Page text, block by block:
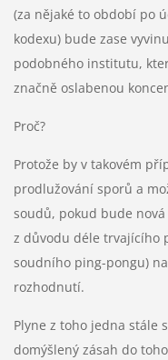
(za nějaké to období po
kodexu) bude zase
podobného institutu,
značně oslabenou
Proč?
Protože by v takovém
prodlužování sporů a
soudů, pokud bude
z důvodu déle trvajícího
soudního ping-pongu)
rozhodnutí.
Plyne z toho jedna stále
domýšlený zásah do